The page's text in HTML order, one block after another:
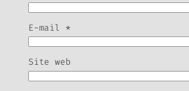
E-mail *
Site web